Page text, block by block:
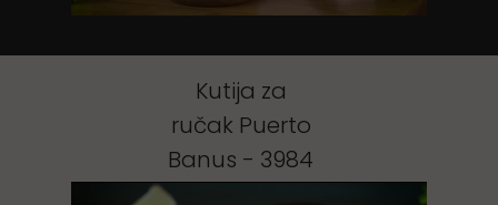
Kutija za
ručak Puerto
Banus - 3984